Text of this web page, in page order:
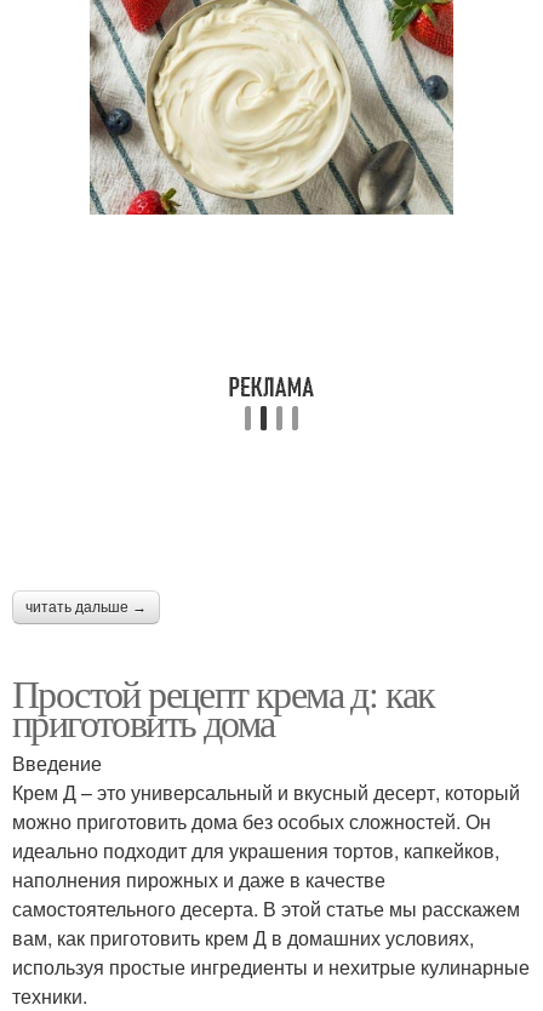
Проблемы с кожей Уход для кожи
Уход за сухой/жирной/
чувствительной кожей
Красивая кожа
Кожи по числам
Маска для жирной кожи
Маски для жирной и Проблемная кожа
Условия для жирной
Кожи от прыщей
читать дальше →
Простой рецепт крема д: как
приготовить дома
Введение
Крем Д – это универсальный и вкусный десерт, который
можно приготовить дома без особых сложностей. Он
идеально подходит для украшения тортов, капкейков,
наполнения пирожных и даже в качестве
самостоятельного десерта. В этой статье мы расскажем
вам, как приготовить крем Д в домашних условиях,
используя простые ингредиенты и нехитрые кулинарные
техники.